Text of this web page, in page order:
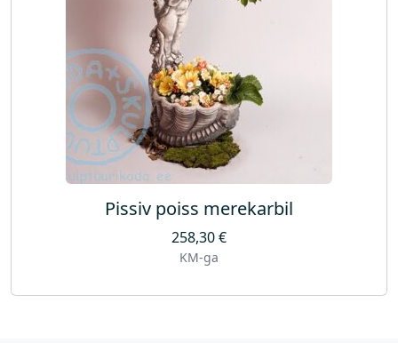
Pissiv poiss merekarbil
258,30€
KM-ga